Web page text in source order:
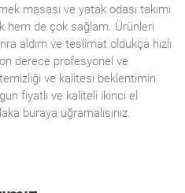
masası ve yatak odası takımı
hem de çok sağlam. Ürünleri
aldım ve teslimat oldukça hızlı
derece profesyonel ve
temizliği ve kalitesi beklentimin
fiyatlı ve kaliteli ikinci el
buraya uğramalısınız.